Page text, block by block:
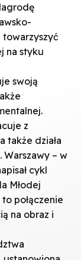
towarzyszyć
na styku
swoją
z
także działa
Warszawy – w
cykl
Młodej
połączenie
na obraz i